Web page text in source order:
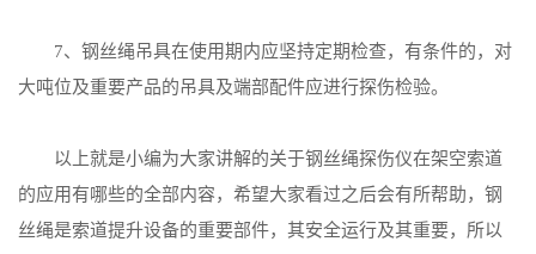
7、钢丝绳吊具在使用期内应坚持定期检查，有条件的，对
大吨位及重要产品的吊具及端部配件应进行探伤检验。
以上就是小编为大家讲解的关于钢丝绳探伤仪在架空索道
的应用有哪些的全部内容，希望大家看过之后会有所帮助，钢
丝绳是索道提升设备的重要部件，其安全运行及其重要，所以